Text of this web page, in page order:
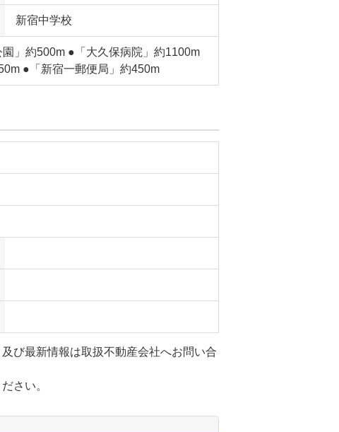
新宿中学校
」約500m ●「大久保病院」約1100m
●「新宿一郵便局」約450m
び最新情報は取扱不動産会社へお問い合
さい。